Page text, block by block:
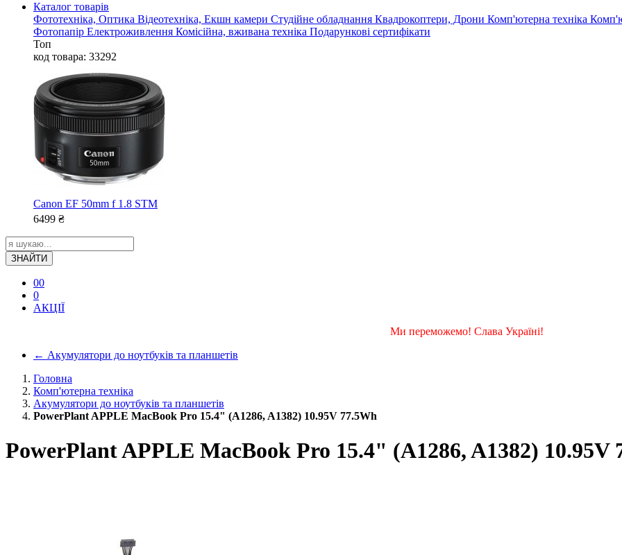
Каталог товарів
Фототехніка, Оптика Відеотехніка, Екшн камери Студійне обладнання Квадрокоптери, Дрони Комп'ютерна техніка
Фотопапір Електроживлення Комісійна, вживана техніка Подарункові сертифікати
Топ
код товара: 33292
Canon EF 50mm f 1.8 STM
6499 ₴
ЗНАЙТИ
00
0
АКЦІЇ
Ми переможемо! Слава Україні!
← Акумулятори до ноутбуків та планшетів
Головна
Комп'ютерна техніка
Акумулятори до ноутбуків та планшетів
PowerPlant APPLE MacBook Pro 15.4" (A1286, A1382) 10.95V 77.5Wh
PowerPlant APPLE MacBook Pro 15.4" (A1286, A1382) 10.95V